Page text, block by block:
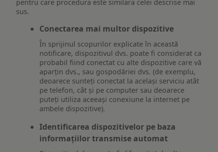
pentru care procedura este similara celei descrise mai
sus.
Conectarea mai multor dispozitive
În sprijinul scopurilor explicate în această
notificare, dispozitivul dvs. poate fi considerat ca
probabil fiind conectat cu alte dispozitive care vă
aparțin dvs., sau gospodăriei dvs. (de exemplu,
deoarece sunteți conectat la același serviciu atât
pe telefon, cât și pe computer sau deoarece
puteți utiliza aceeași conexiune la internet pe
ambele dispozitive).
Identificarea dispozitivelor pe baza
informațiilor transmise automat